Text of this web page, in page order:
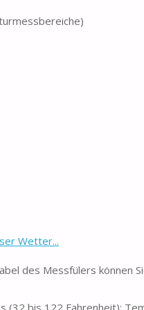
Wetter...
des Messfülers können